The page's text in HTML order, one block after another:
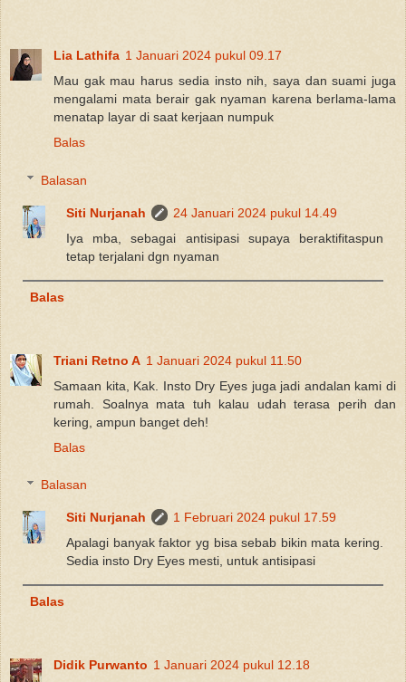
Lia Lathifa 1 Januari 2024 pukul 09.17
Mau gak mau harus sedia insto nih, saya dan suami juga
mengalami mata berair gak nyaman karena berlama-lama
menatap layar di saat kerjaan numpuk
Balas
Balasan
Siti Nurjanah
24 Januari 2024 pukul 14.49
Iya mba, sebagai antisipasi supaya beraktifitaspun
tetap terjalani dgn nyaman
Balas
Triani Retno A 1 Januari 2024 pukul 11.50
Samaan kita, Kak. Insto Dry Eyes juga jadi andalan kami di
rumah. Soalnya mata tuh kalau udah terasa perih dan
kering, ampun banget deh!
Balas
Balasan
Siti Nurjanah
1 Februari 2024 pukul 17.59
Apalagi banyak faktor yg bisa sebab bikin mata kering.
Sedia insto Dry Eyes mesti, untuk antisipasi
Balas
Didik Purwanto 1 Januari 2024 pukul 12.18